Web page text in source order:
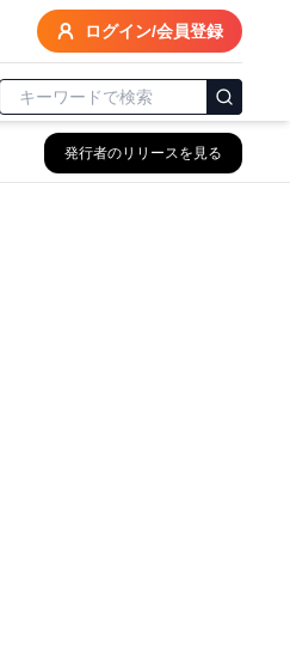
ログイン/会員登録
発行者のリリースを見る